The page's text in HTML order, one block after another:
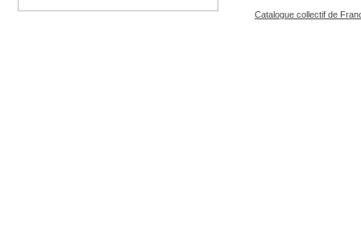
Catalogue collectif de